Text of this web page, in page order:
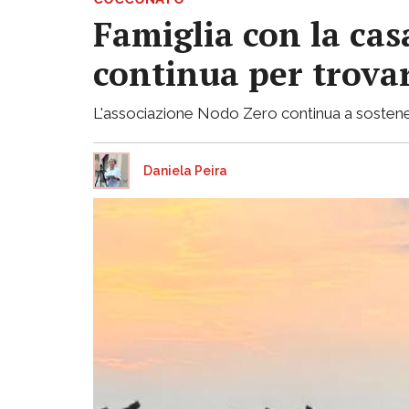
Famiglia con la
continua per
L'associazione Nodo Zero continua a
Daniela Peira